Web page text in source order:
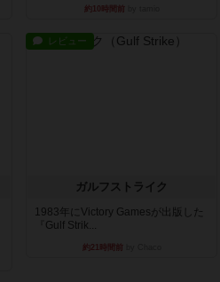
約10時間前
レビュー
ガルフストライク
1983年にVictory Gamesが出版した
『Gulf Strik...
約21時間前